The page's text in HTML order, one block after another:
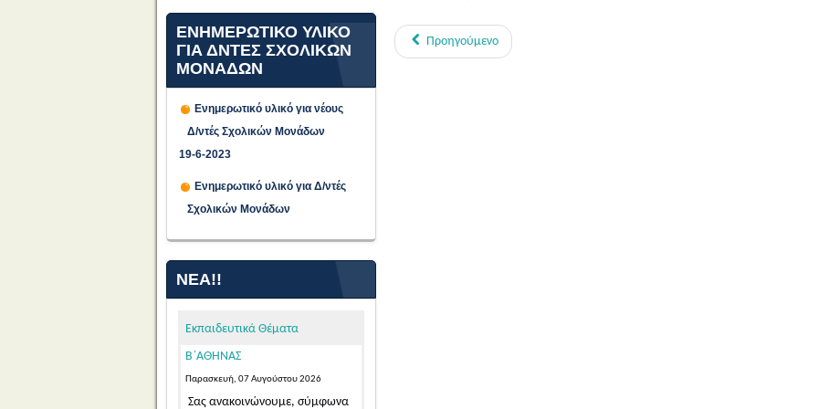
ΕΝΗΜΕΡΩΤΙΚΟ ΥΛΙΚΟ
ΓΙΑ ΔΝΤΕΣ ΣΧΟΛΙΚΩΝ
ΜΟΝΑΔΩΝ
Ενημερωτικό υλικό για νέους
Δ/ντές Σχολικών Μονάδων
19-6-2023
Ενημερωτικό υλικό για Δ/ντές
Σχολικών Μονάδων
ΝΈΑ!!
Εκπαιδευτικά Θέματα
ΠΡΟΣΩΡΙΝΕΣ ΤΟΠΟΘΕΤΗΣΕΙΣ
ΑΠΟΣΠΑΣΜΕΝΩΝ ΑΠΟ ΑΛΛΑ
ΠΥΣΠΕ/ΠΥΣΔΕ ΣΤΟ ΠΥΣΠΕ
Β΄ΑΘΗΝΑΣ
Σας ανακοινώνουμε, σύμφωνα
με την αριθμ. 15/7-8-2026 Πράξη
του Π.Υ.Σ.Π.Ε. Β΄ Αθήνας,...
More...
Προηγούμενο